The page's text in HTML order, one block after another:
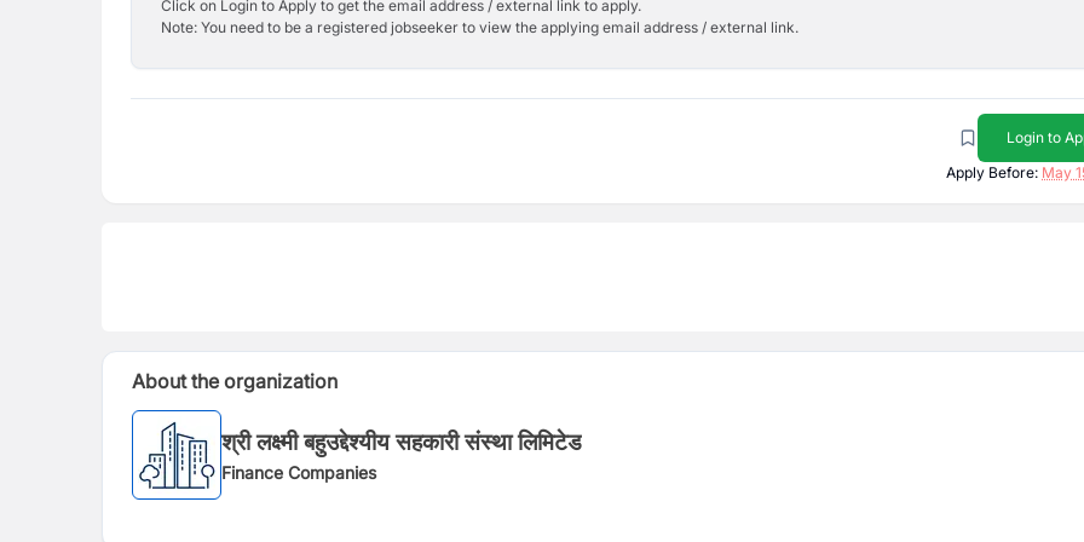
Click on Login to Apply to get the email address / external link to apply.
Note: You need to be a registered jobseeker to view the applying email address / external link.
Login to
Apply Before: May
About the organization
श्री लक्ष्मी बहुउद्देश्यीय सहकारी संस्था लिमिटेड
Finance Companies